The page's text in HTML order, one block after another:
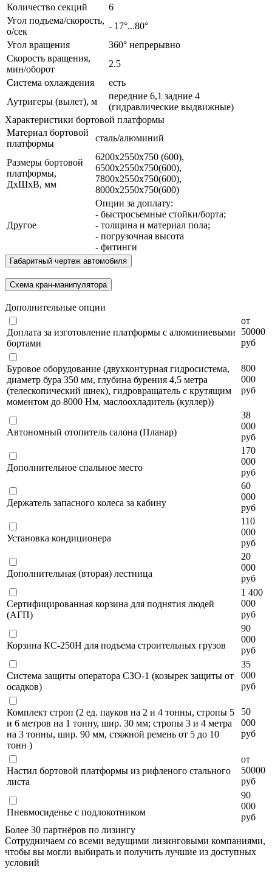
Количество секций
6
Угол подъема/скорость,
о/сек
- 17°...80°
Угол вращения
360° непрерывно
Скорость вращения,
мин/оборот
2.5
Система охлаждения
есть
Аутригеры (вылет), м
передние 6,1 задние 4
(гидравлические выдвижные)
Характеристики бортовой платформы
Материал бортовой
платформы
сталь/алюминий
Размеры бортовой
платформы,
ДхШхВ, мм
6200х2550х750 (600),
6500х2550х750(600),
7800х2550х750(600),
8000х2550х750(600)
Другое
Опции за доплату:
- быстросъемные стойки/борта;
- толщина и материал пола;
- погрузочная высота
- фитинги
Габаритный чертеж автомобиля
Схема кран-манипулятора
Дополнительные опции
Доплата за изготовление платформы с алюминиевыми
бортами
от
50000
руб
Буровое оборудование (двухконтурная гидросистема,
диаметр бура 350 мм, глубина бурения 4,5 метра
(телескопический шнек), гидровращатель с крутящим
моментом до 8000 Нм, маслоохладитель (куллер))
800
000
руб
Автономный отопитель салона (Планар)
38
000
руб
Дополнительное спальное место
170
000
руб
Держатель запасного колеса за кабину
60
000
руб
Установка кондиционера
110
000
руб
Дополнительная (вторая) лестница
20
000
руб
Сертифицированная корзина для поднятия людей
(АГП)
1 400
000
руб
Корзина КС-250Н для подъема строительных грузов
90
000
руб
Система защиты оператора СЗО-1 (козырек защиты от
осадков)
35
000
руб
Комплект строп (2 ед. пауков на 2 и 4 тонны, стропы 5
и 6 метров на 1 тонну, шир. 30 мм; стропы 3 и 4 метра
на 3 тонны, шир. 90 мм, стяжной ремень от 5 до 10
тонн )
50
000
руб
Настил бортовой платформы из рифленого стального
листа
от
50000
руб
Пневмосиденье с подлокотником
90
000
руб
Более 30 партнёров по лизингу
Сотрудничаем со всеми ведущими лизинговыми компаниями,
чтобы вы могли выбирать и получить лучшие из доступных
условий